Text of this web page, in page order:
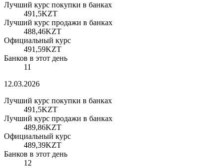
Лучший курс покупки в банках
491,5KZT
Лучший курс продажи в банках
488,46KZT
Официальный курс
491,59KZT
Банков в этот день
11
12.03.2026
Лучший курс покупки в банках
491,5KZT
Лучший курс продажи в банках
489,86KZT
Официальный курс
489,39KZT
Банков в этот день
12